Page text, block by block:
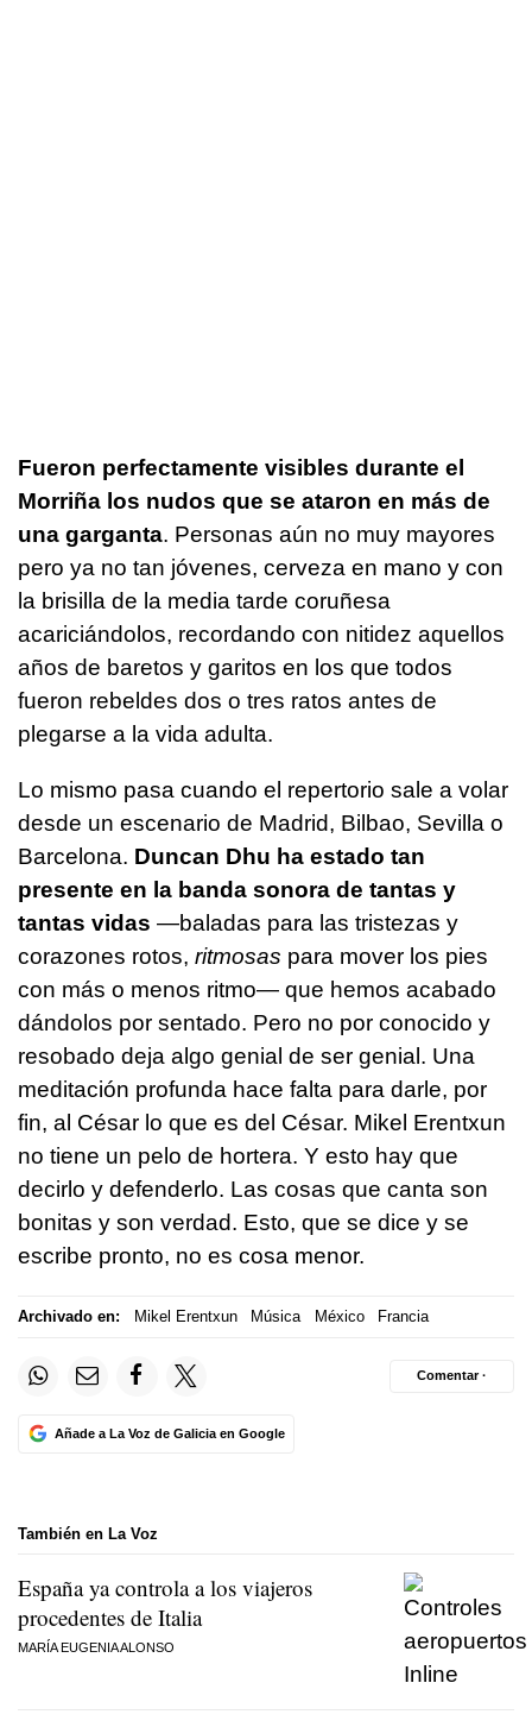
Fueron perfectamente visibles durante el
Morriña los nudos que se ataron en más de
una garganta. Personas aún no muy mayores
pero ya no tan jóvenes, cerveza en mano y con
la brisilla de la media tarde coruñesa
acariciándolos, recordando con nitidez aquellos
años de baretos y garitos en los que todos
fueron rebeldes dos o tres ratos antes de
plegarse a la vida adulta.
Lo mismo pasa cuando el repertorio sale a volar
desde un escenario de Madrid, Bilbao, Sevilla o
Barcelona. Duncan Dhu ha estado tan
presente en la banda sonora de tantas y
tantas vidas —baladas para las tristezas y
corazones rotos, ritmosas para mover los pies
con más o menos ritmo— que hemos acabado
dándolos por sentado. Pero no por conocido y
resobado deja algo genial de ser genial. Una
meditación profunda hace falta para darle, por
fin, al César lo que es del César. Mikel Erentxun
no tiene un pelo de hortera. Y esto hay que
decirlo y defenderlo. Las cosas que canta son
bonitas y son verdad. Esto, que se dice y se
escribe pronto, no es cosa menor.
Archivado en: Mikel Erentxun Música México Francia
Añade a La Voz de Galicia en Google
Comentar ·
También en La Voz
España ya controla a los viajeros
procedentes de Italia
MARÍA EUGENIA ALONSO